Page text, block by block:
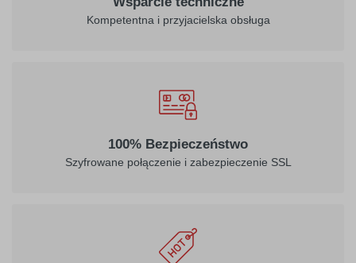
Kompetentna i przyjacielska obsługa
100% Bezpieczeństwo
Szyfrowane połączenie i zabezpieczenie SSL